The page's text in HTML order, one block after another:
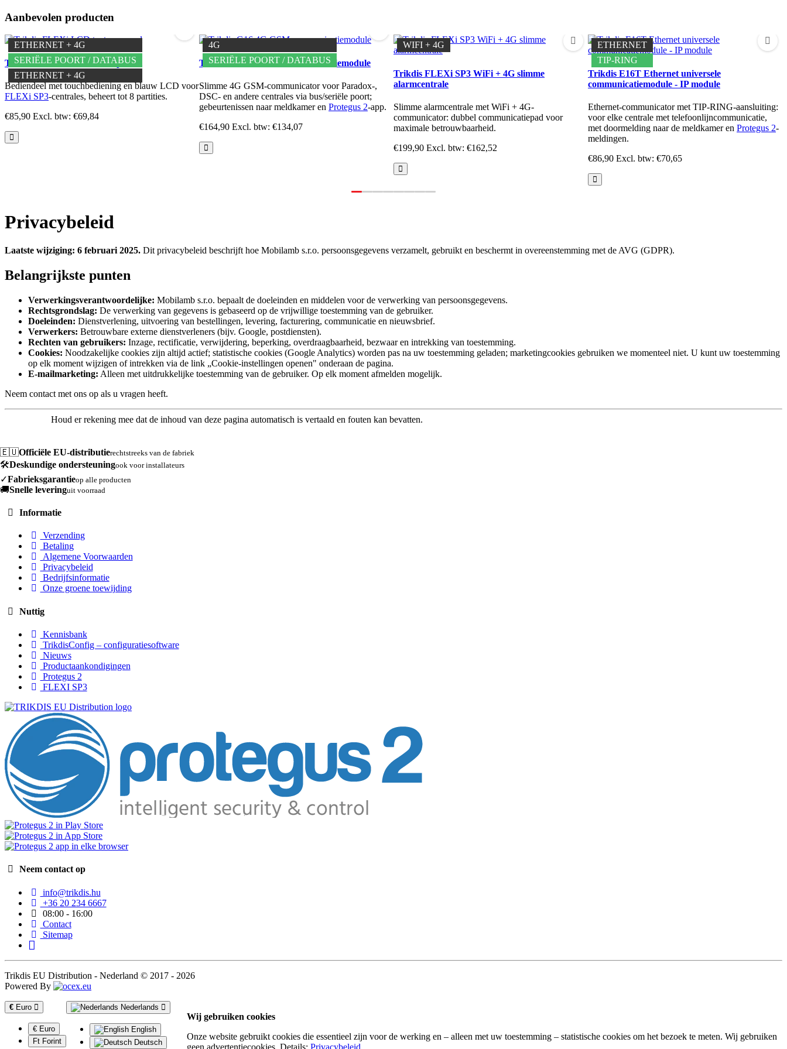
Aanbevolen producten
MEERTALIG
Trikdis FLEXi LCD toetsenpaneel
Bediendeel met touchbediening en blauw LCD voor
FLEXi SP3-centrales, beheert tot 8 partities.
€85,90 Excl. btw: €69,84
4G
SERIËLE POORT / DATABUS
Trikdis G16 4G GSM communicatiemodule
Slimme 4G GSM-communicator voor Paradox-,
DSC- en andere centrales via bus/seriële poort;
gebeurtenissen naar meldkamer en Protegus 2-app.
€164,90 Excl. btw: €134,07
WIFI + 4G
Trikdis FLEXi SP3 WiFi + 4G slimme
alarmcentrale
Slimme alarmcentrale met WiFi + 4G-
communicator: dubbel communicatiepad voor
maximale betrouwbaarheid.
€199,90 Excl. btw: €162,52
ETHERNET
TIP-RING
Trikdis E16T Ethernet universele
communicatiemodule - IP module
Ethernet-communicator met TIP-RING-aansluiting:
voor elke centrale met telefoonlijncommunicatie,
met doormelding naar de meldkamer en Protegus 2-
meldingen.
€86,90 Excl. btw: €70,65
SERIËLE POORT / DATABUS
TIP-RING
ETHERNET + 4G
ETHERNET
SERIËLE POORT / DATABUS
ETHERNET + 4G
Privacybeleid
Laatste wijziging: 6 februari 2025. Dit privacybeleid beschrijft hoe Mobilamb s.r.o. persoonsgegevens verzamelt, gebruikt en beschermt in overeenstemming met de AVG (GDPR).
Belangrijkste punten
Verwerkingsverantwoordelijke: Mobilamb s.r.o. bepaalt de doeleinden en middelen voor de verwerking van persoonsgegevens.
Rechtsgrondslag: De verwerking van gegevens is gebaseerd op de vrijwillige toestemming van de gebruiker.
Doeleinden: Dienstverlening, uitvoering van bestellingen, levering, facturering, communicatie en nieuwsbrief.
Verwerkers: Betrouwbare externe dienstverleners (bijv. Google, postdiensten).
Rechten van gebruikers: Inzage, rectificatie, verwijdering, beperking, overdraagbaarheid, bezwaar en intrekking van toestemming.
Cookies: Noodzakelijke cookies zijn altijd actief; statistische cookies (Google Analytics) worden pas na uw toestemming geladen; marketingcookies gebruiken we momenteel niet. U kunt uw toestemming
op elk moment wijzigen of intrekken via de link „Cookie-instellingen openen" onderaan de pagina.
E-mailmarketing: Alleen met uitdrukkelijke toestemming van de gebruiker. Op elk moment afmelden mogelijk.
Neem contact met ons op als u vragen heeft.
Houd er rekening mee dat de inhoud van deze pagina automatisch is vertaald en fouten kan bevatten.
🇪🇺Officiële EU-distributierechtstreeks van de fabriek
🛠️Deskundige ondersteuningook voor installateurs
✓Fabrieksgarantieop alle producten
🚚Snelle leveringuit voorraad
Informatie
Verzending
Betaling
Algemene Voorwaarden
Privacybeleid
Bedrijfsinformatie
Onze groene toewijding
Nuttig
Kennisbank
TrikdisConfig – configuratiesoftware
Nieuws
Productaankondigingen
Protegus 2
FLEXI SP3
Neem contact op
info@trikdis.hu
+36 20 234 6667
08:00 - 16:00
Contact
Sitemap
Trikdis EU Distribution - Nederland © 2017 - 2026
Powered By
€ Euro
€ Euro
Ft Forint
Nederlands
English
Deutsch
Wij gebruiken cookies
Onze website gebruikt cookies die essentieel zijn voor de werking en – alleen met uw toestemming – statistische cookies om het bezoek te meten. Wij gebruiken
geen advertentiecookies. Details: Privacybeleid